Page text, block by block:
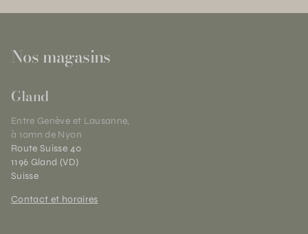
Nos magasins
Gland
Entre Genève et Lausanne,
à 10mn de Nyon
Route Suisse 40
1196 Gland (VD)
Suisse
Contact et horaires